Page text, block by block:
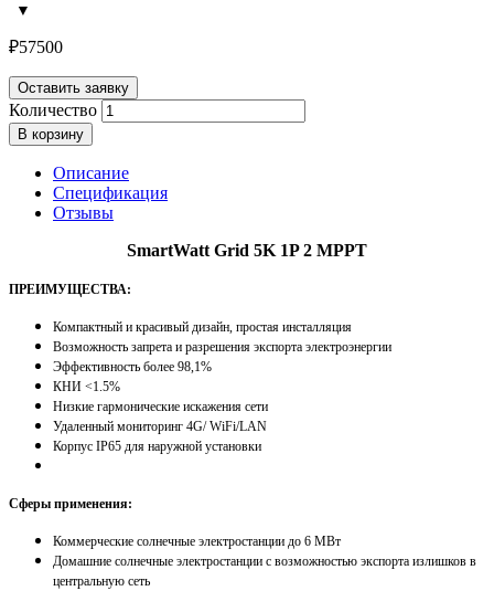
₽57500
Оставить заявку
Количество
В корзину
Описание
Спецификация
Отзывы
SmartWatt Grid 5K 1P 2 MPPT
ПРЕИМУЩЕСТВА:
Компактный и красивый дизайн, простая инсталляция
Возможность запрета и разрешения экспорта электроэнергии
Эффективность более 98,1%
КНИ <1.5%
Низкие гармонические искажения сети
Удаленный мониторинг 4G/ WiFi/LAN
Корпус IP65 для наружной установки
Сферы применения:
Коммерческие солнечные электростанции до 6 МВт
Домашние солнечные электростанции с возможностью экспорта излишков в
центральную сеть